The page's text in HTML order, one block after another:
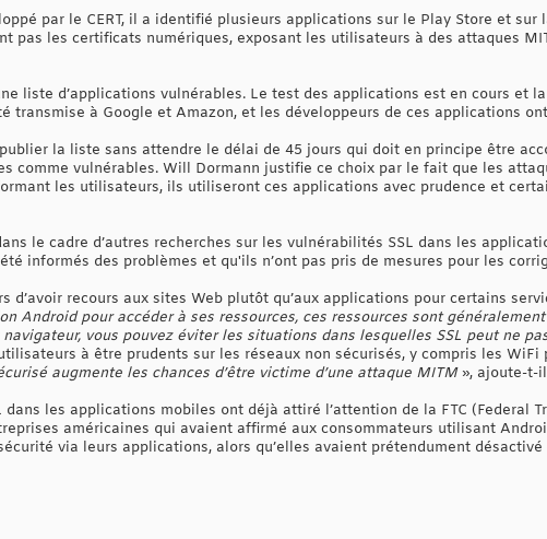
par le CERT, il a identifié plusieurs applications sur le Play Store et sur
pas les certificats numériques, exposant les utilisateurs à des attaques
liste d’applications vulnérables. Le test des applications est en cours et
transmise à Google et Amazon, et les développeurs de ces applications
la liste sans attendre le délai de 45 jours qui doit en principe être
comme vulnérables. Will Dormann justifie ce choix par le fait que les
les utilisateurs, ils utiliseront ces applications avec prudence et
le cadre d’autres recherches sur les vulnérabilités SSL dans les
informés des problèmes et qu'ils n’ont pas pris de mesures pour les
recours aux sites Web plutôt qu’aux applications pour certains
Android pour accéder à ses ressources, ces ressources sont
vous pouvez éviter les situations dans lesquelles SSL peut ne
à être prudents sur les réseaux non sécurisés, y compris les WiFi
augmente les chances d’être victime d’une attaque MITM», ajoute-t-
les applications mobiles ont déjà attiré l’attention de la FTC (Federal
américaines qui avaient affirmé aux consommateurs utilisant
via leurs applications, alors qu’elles avaient prétendument